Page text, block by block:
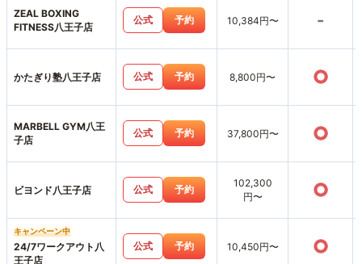
ZEAL BOXING
FITNESS八王子店
公式 予約 10,384円〜 -
かたぎり塾八王子店 公式 予約 8,800円〜 ○
MARBELL GYM八王
子店
公式 予約 37,800円〜 ○
ビヨンド八王子店 公式 予約
102,300
円〜
○
キャンペーン中
24/7ワークアウト八
王子店
公式 予約 10,450円〜 ○